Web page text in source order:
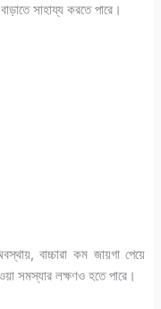
সাহায্য করতে পারে।
বাচ্চারা কম জায়গা পেয়ে
সমস্যার লক্ষণও হতে পারে।